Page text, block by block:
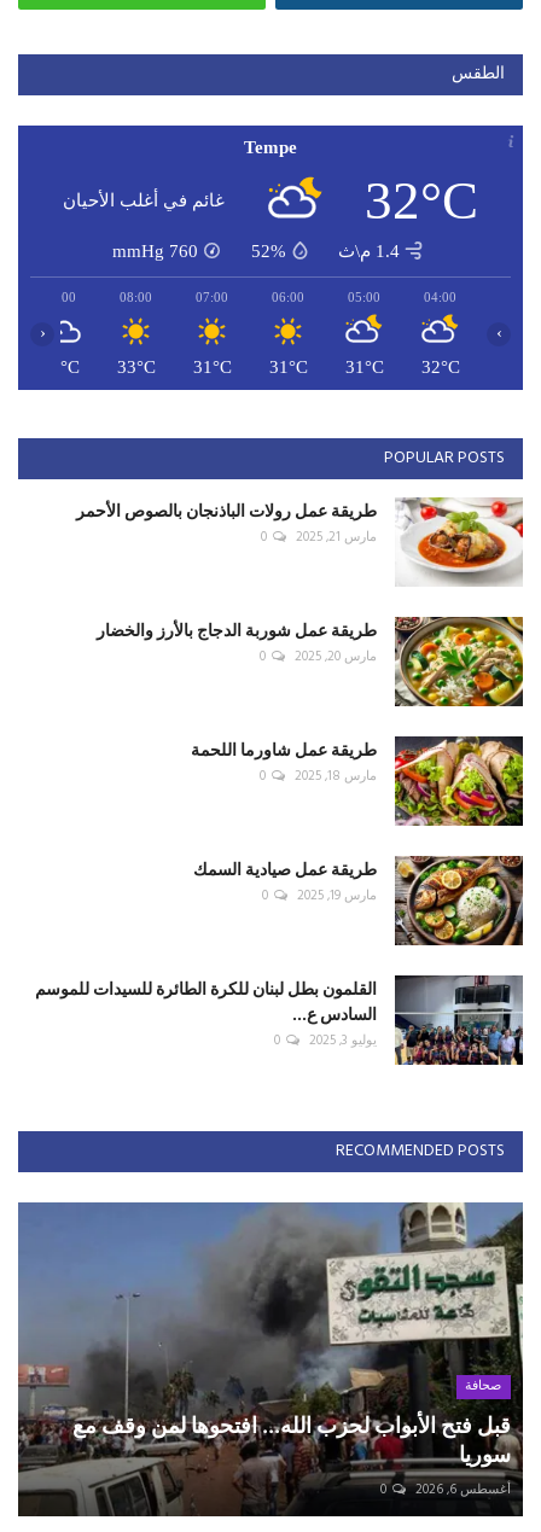
الطقس
Tempe
32°C غائم في أغلب الأحيان
1.4 م\ث 52%
760
mmHg
04:00
32°C
05:00
31°C
06:00
31°C
07:00
31°C
08:00
33°C
09:00
35°C
‹ ›
POPULAR POSTS
طريقة عمل رولات الباذنجان بالصوص الأحمر
مارس 21, 2025 0
طريقة عمل شوربة الدجاج بالأرز والخضار
مارس 20, 2025 0
طريقة عمل شاورما اللحمة
مارس 18, 2025 0
طريقة عمل صيادية السمك
مارس 19, 2025 0
القلمون بطل لبنان للكرة الطائرة للسيدات للموسم
السادس ع...
يوليو 3, 2025 0
RECOMMENDED POSTS
صحافة
قبل فتح الأبواب لحزب الله... افتحوها لمن وقف مع
سوريا
أغسطس 6, 2026 0